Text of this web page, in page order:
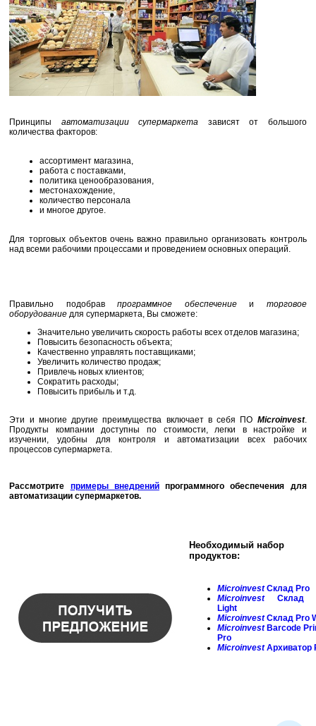
Принципы автоматизации супермаркета зависят от большого
количества факторов:
ассортимент магазина,
работа с поставками,
политика ценообразования,
местонахождение,
количество персонала
и многое другое.
Для торговых объектов очень важно правильно организовать контроль
над всеми рабочими процессами и проведением основных операций.
Правильно подобравпрограммное обеспечениеи торговое
оборудование для супермаркета, Вы сможете:
Значительно увеличить скорость работы всех отделов магазина;
Повысить безопасность объекта;
Качественно управлять поставщиками;
Увеличить количество продаж;
Привлечь новых клиентов;
Сократить расходы;
Повысить прибыль и т.д.
Эти и многие другие преимущества включает в себя ПО Microinvest.
Продукты компании доступны по стоимости, легки в настройке и
изучении, удобны для контроля и автоматизации всех рабочих
процессов супермаркета.
Рассмотрите примеры внедренийпрограммного обеспечения для
автоматизации супермаркетов.
Необходимый набор
продуктов:
MicroinvestСклад Pro
MicroinvestСклад
Light
MicroinvestСклад Pro
Microinvest Barcode
Pro
MicroinvestАрхиватор